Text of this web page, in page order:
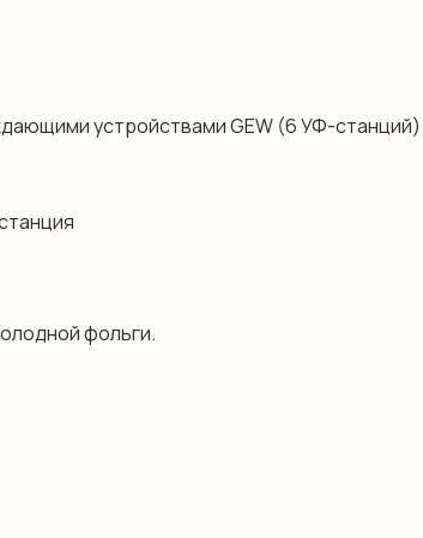
устройствами GEW (6 УФ-станций)
фольги.